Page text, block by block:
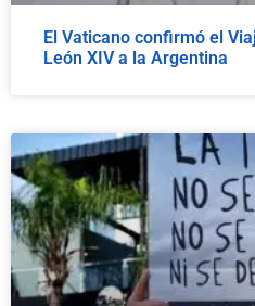
El Vaticano confirmó el
León XIV a la Argentina